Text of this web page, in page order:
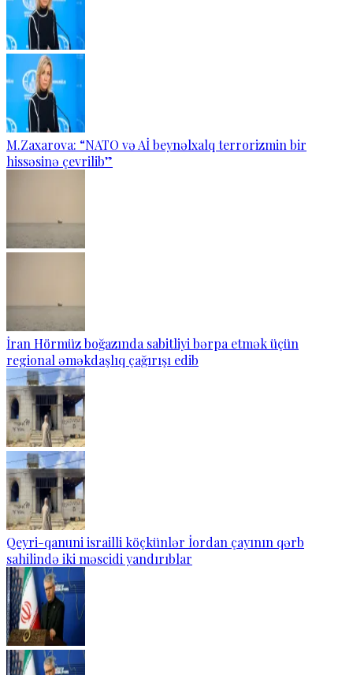
M.Zaxarova: “NATO və Aİ beynəlxalq terrorizmin bir
hissəsinə çevrilib”
İran Hörmüz boğazında sabitliyi bərpa etmək üçün
regional əməkdaşlıq çağırışı edib
Qeyri-qanuni israilli köçkünlər İordan çayının qərb
sahilində iki məscidi yandırıblar